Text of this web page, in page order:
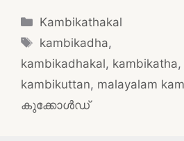
Categories
Kambikathakal
Tags
kambikadha,
kambikadhakal, kambikatha,
kambikuttan, malayalam
കുക്കോൾഡ്